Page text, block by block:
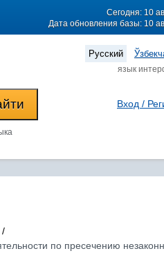
Сегодня: 10
Дата обновления базы: 10
Русский
язык
Вход /
/
по пресечению